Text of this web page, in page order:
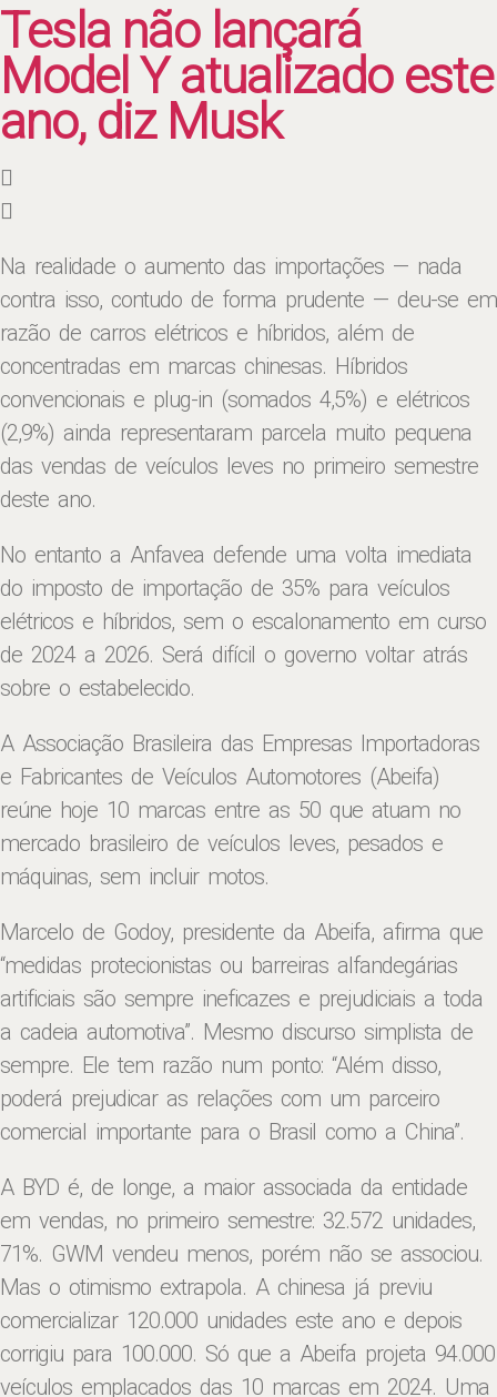
Tesla não lançará
Model Y atualizado este
ano, diz Musk
Na realidade o aumento das importações — nada
contra isso, contudo de forma prudente ­­— deu-se em
razão de carros elétricos e híbridos, além de
concentradas em marcas chinesas. Híbridos
convencionais e plug-in (somados 4,5%) e elétricos
(2,9%) ainda representaram parcela muito pequena
das vendas de veículos leves no primeiro semestre
deste ano.
No entanto a Anfavea defende uma volta imediata
do imposto de importação de 35% para veículos
elétricos e híbridos, sem o escalonamento em curso
de 2024 a 2026. Será difícil o governo voltar atrás
sobre o estabelecido.
A Associação Brasileira das Empresas Importadoras
e Fabricantes de Veículos Automotores (Abeifa)
reúne hoje 10 marcas entre as 50 que atuam no
mercado brasileiro de veículos leves, pesados e
máquinas, sem incluir motos.
Marcelo de Godoy, presidente da Abeifa, afirma que
“medidas protecionistas ou barreiras alfandegárias
artificiais são sempre ineficazes e prejudiciais a toda
a cadeia automotiva”. Mesmo discurso simplista de
sempre. Ele tem razão num ponto: “Além disso,
poderá prejudicar as relações com um parceiro
comercial importante para o Brasil como a China”.
A BYD é, de longe, a maior associada da entidade
em vendas, no primeiro semestre: 32.572 unidades,
71%. GWM vendeu menos, porém não se associou.
Mas o otimismo extrapola. A chinesa já previu
comercializar 120.000 unidades este ano e depois
corrigiu para 100.000. Só que a Abeifa projeta 94.000
veículos emplacados das 10 marcas em 2024. Uma